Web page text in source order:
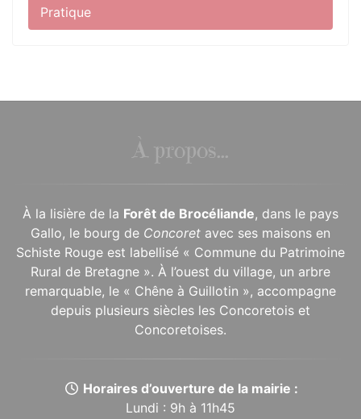
Pratique
À propos...
À la lisière de la Forêt de Brocéliande, dans le pays
Gallo, le bourg de Concoret avec ses maisons en
Schiste Rouge est labellisé « Commune du Patrimoine
Rural de Bretagne ». À l’ouest du village, un arbre
remarquable, le « Chêne à Guillotin », accompagne
depuis plusieurs siècles les Concoretois et
Concoretoises.
Horaires d’ouverture de la mairie :
Lundi : 9h à 11h45